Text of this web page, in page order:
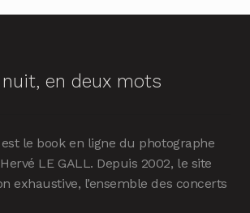
en deux mots
le book en ligne du photographe
LE GALL. Depuis 2002, le site
exhaustive, l’ensemble des concerts